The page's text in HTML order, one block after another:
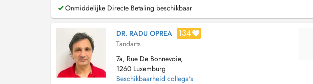
Onmiddelijke Directe Betaling beschikbaar
DR. RADU OPREA 134
Tandarts
7a, Rue De Bonnevoie,
1260 Luxemburg
Beschikbaarheid collega's